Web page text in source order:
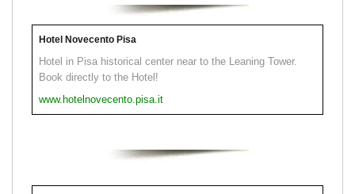
Hotel Novecento Pisa
Hotel in Pisa historical center near to the Leaning Tower.
Book directly to the Hotel!
www.hotelnovecento.pisa.it